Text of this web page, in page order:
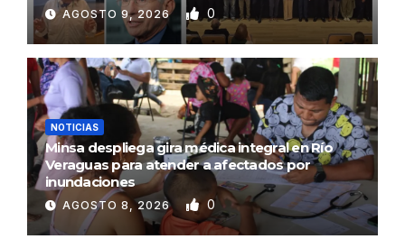
AGOSTO 9, 2026 0
NOTICIAS
Minsa despliega gira médica integral en Río
Veraguas para atender a afectados por
inundaciones
AGOSTO 8, 2026 0